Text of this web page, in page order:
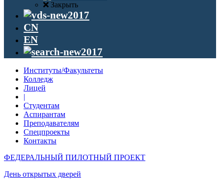
Закрыть
CN
EN
Институты/Факультеты
Колледж
Лицей
|
Студентам
Аспирантам
Преподавателям
Спецпроекты
Контакты
ФЕДЕРАЛЬНЫЙ ПИЛОТНЫЙ ПРОЕКТ
День открытых дверей